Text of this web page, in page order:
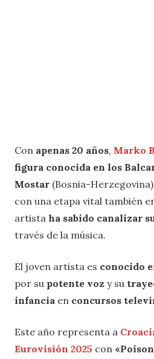
Con apenas 20 años, Marko
figura conocida en los
Mostar (Bosnia-
con una etapa vital también
artista ha sabido canalizar
través de la música.
El joven artista es conocido
por su potente voz y su
infancia en concursos
Este año representa a
Eurovisión 2025 con